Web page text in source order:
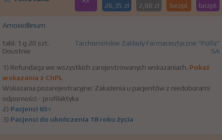
26,35 zł
2,88 zł bezpł. bezpł.
Amoxicillinum
tabl. 1 g 20 szt.
Doustnie
Tarchomińskie Zakłady Farmaceutyczne "Polfa"
SA
1) Refundacja we wszystkich zarejestrowanych wskazaniach. Pokaż
wskazania z ChPL
Wskazania pozarejestracyjne: Zakażenia u pacjentów z niedoborami
odporności - profilaktyka
2) Pacjenci 65+
3) Pacjenci do ukończenia 18 roku życia